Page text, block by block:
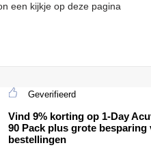
een kijkje op deze pagina
Geverifieerd
Vind 9% korting op 1-Day
90 Pack plus grote besparing
bestellingen